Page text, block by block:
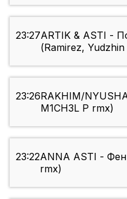
23:27ARTIK & ASTI -
(Ramirez,
23:26RAKHIM/
M1CH3L P rmx)
23:22ANNA ASTI -
rmx)